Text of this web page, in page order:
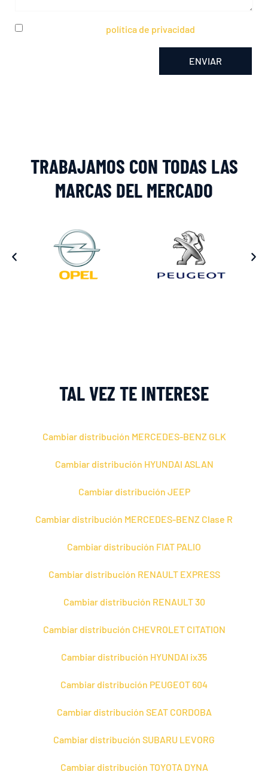
política de privacidad
ENVIAR
TRABAJAMOS CON TODAS LAS
MARCAS DEL MERCADO
TAL VEZ TE INTERESE
Cambiar distribución MERCEDES-BENZ GLK
Cambiar distribución HYUNDAI ASLAN
Cambiar distribución JEEP
Cambiar distribución MERCEDES-BENZ Clase R
Cambiar distribución FIAT PALIO
Cambiar distribución RENAULT EXPRESS
Cambiar distribución RENAULT 30
Cambiar distribución CHEVROLET CITATION
Cambiar distribución HYUNDAI ix35
Cambiar distribución PEUGEOT 604
Cambiar distribución SEAT CORDOBA
Cambiar distribución SUBARU LEVORG
Cambiar distribución TOYOTA DYNA